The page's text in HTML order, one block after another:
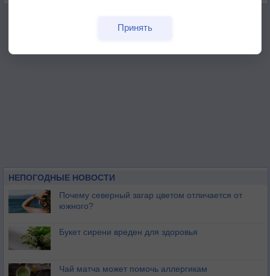
НЕПОГОДНЫЕ НОВОСТИ
Почему северный загар цветом отличается от
южного?
Букет сирени вреден для здоровья
Чай матча может помочь аллергикам
Принять